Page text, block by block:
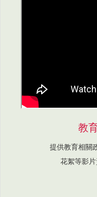
教
提供教育相關
花絮等影片